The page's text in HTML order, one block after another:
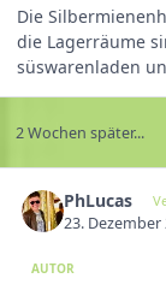
Die
die Lagerräume
süswarenladen
2 Wochen später...
PhLucas
23. Dezember
AUTOR